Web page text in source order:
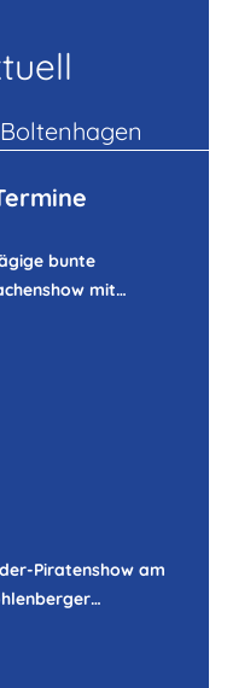
bunte
mit…
Piratenshow am